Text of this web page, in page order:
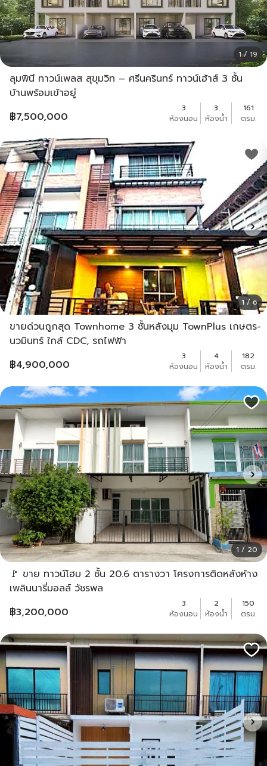
1 / 19
ลุมพินี ทาวน์เพลส สุขุมวิท – ศรีนครินทร์ ทาวน์เฮ้าส์ 3 ชั้น
บ้านพร้อมเข้าอยู่
฿7,500,000
3
ห้องนอน
3
ห้องน้ำ
161
ตรม.
1 / 6
ขายด่วนถูกสุด Townhome 3 ชั้นหลังมุม TownPlus เกษตร-
นวมินทร์ ใกล้ CDC, รถไฟฟ้า
฿4,900,000
3
ห้องนอน
4
ห้องน้ำ
182
ตรม.
1 / 20
🚩 ขาย ทาวน์โฮม 2 ชั้น 20.6 ตารางวา โครงการติดหลังห้าง
เพลินนารี่มอลล์ วัชรพล
฿3,200,000
3
ห้องนอน
2
ห้องน้ำ
150
ตรม.